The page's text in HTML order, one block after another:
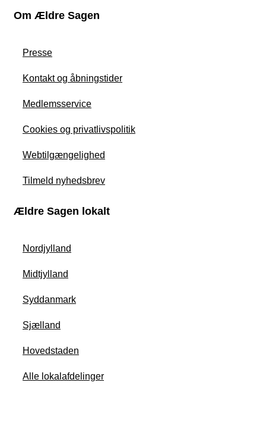
Om Ældre Sagen
Presse
Kontakt og åbningstider
Medlemsservice
Cookies og privatlivspolitik
Webtilgængelighed
Tilmeld nyhedsbrev
Ældre Sagen lokalt
Nordjylland
Midtjylland
Syddanmark
Sjælland
Hovedstaden
Alle lokalafdelinger